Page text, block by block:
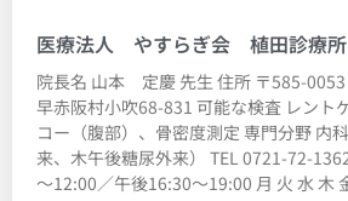
医療法人 やすらぎ会 植田診療所
院長名 山本 定慶 先生 住所 〒585-
早赤阪村小吹68-831 可能な検査 レント
コー（腹部）、骨密度測定 専門分野 内
来、木午後糖尿外来） TEL 0721-72-
～12:00／午後16:30～19:00 月 火 水 木